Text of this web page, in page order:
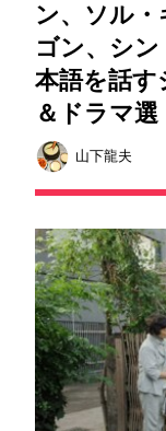
ン、ソル
ゴン、シン
本語を話す
＆ドラマ選
山下龍夫